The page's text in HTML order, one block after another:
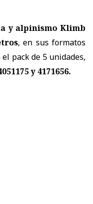
y alpinismo Klimb
, en sus formatos
pack de 5 unidades,
y 4171656.